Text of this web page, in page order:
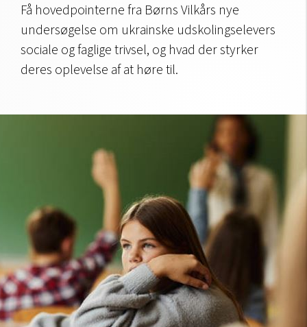
Få hovedpointerne fra Børns Vilkårs nye
undersøgelse om ukrainske udskolingselevers
sociale og faglige trivsel, og hvad der styrker
deres oplevelse af at høre til.